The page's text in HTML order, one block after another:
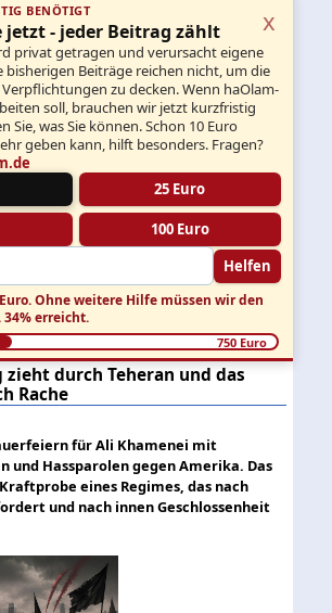
BENÖTIGT
jetzt - jeder Beitrag zählt
privat getragen und verursacht eigene
bisherigen Beiträge reichen nicht, um die
zu decken. Wenn haOlam-
soll, brauchen wir jetzt kurzfristig
Sie, was Sie können. Schon 10 Euro
geben kann, hilft besonders. Fragen?
25 Euro
100 Euro
Helfen
x
Ohne weitere Hilfe müssen wir den
34% erreicht.
750 Euro
zieht durch Teheran und das
Rache
für Ali Khamenei mit
und Hassparolen gegen Amerika. Das
eines Regimes, das nach
und nach innen Geschlossenheit